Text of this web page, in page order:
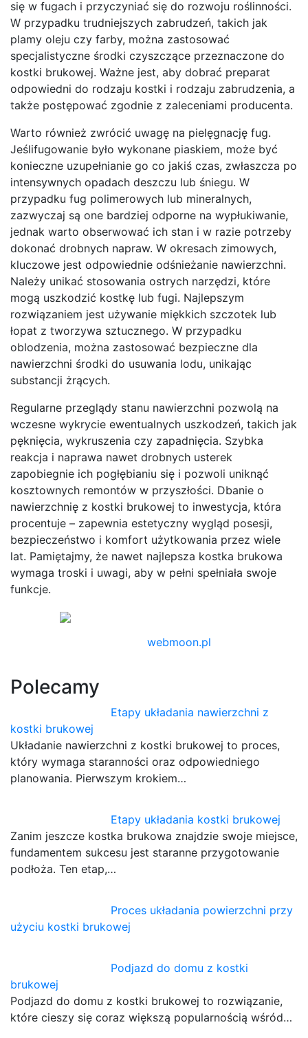
się w fugach i przyczyniać się do rozwoju roślinności.
W przypadku trudniejszych zabrudzeń, takich jak
plamy oleju czy farby, można zastosować
specjalistyczne środki czyszczące przeznaczone do
kostki brukowej. Ważne jest, aby dobrać preparat
odpowiedni do rodzaju kostki i rodzaju zabrudzenia, a
także postępować zgodnie z zaleceniami producenta.
Warto również zwrócić uwagę na pielęgnację fug.
Jeślifugowanie było wykonane piaskiem, może być
konieczne uzupełnianie go co jakiś czas, zwłaszcza po
intensywnych opadach deszczu lub śniegu. W
przypadku fug polimerowych lub mineralnych,
zazwyczaj są one bardziej odporne na wypłukiwanie,
jednak warto obserwować ich stan i w razie potrzeby
dokonać drobnych napraw. W okresach zimowych,
kluczowe jest odpowiednie odśnieżanie nawierzchni.
Należy unikać stosowania ostrych narzędzi, które
mogą uszkodzić kostkę lub fugi. Najlepszym
rozwiązaniem jest używanie miękkich szczotek lub
łopat z tworzywa sztucznego. W przypadku
oblodzenia, można zastosować bezpieczne dla
nawierzchni środki do usuwania lodu, unikając
substancji żrących.
Regularne przeglądy stanu nawierzchni pozwolą na
wczesne wykrycie ewentualnych uszkodzeń, takich jak
pęknięcia, wykruszenia czy zapadnięcia. Szybka
reakcja i naprawa nawet drobnych usterek
zapobiegnie ich pogłębianiu się i pozwoli uniknąć
kosztownych remontów w przyszłości. Dbanie o
nawierzchnię z kostki brukowej to inwestycja, która
procentuje – zapewnia estetyczny wygląd posesji,
bezpieczeństwo i komfort użytkowania przez wiele
lat. Pamiętajmy, że nawet najlepsza kostka brukowa
wymaga troski i uwagi, aby w pełni spełniała swoje
funkcje.
webmoon.pl
Polecamy
Etapy układania nawierzchni z
kostki brukowej
Układanie nawierzchni z kostki brukowej to proces,
który wymaga staranności oraz odpowiedniego
planowania. Pierwszym krokiem…
Etapy układania kostki brukowej
Zanim jeszcze kostka brukowa znajdzie swoje miejsce,
fundamentem sukcesu jest staranne przygotowanie
podłoża. Ten etap,…
Proces układania powierzchni przy
użyciu kostki brukowej
Podjazd do domu z kostki
brukowej
Podjazd do domu z kostki brukowej to rozwiązanie,
które cieszy się coraz większą popularnością wśród…